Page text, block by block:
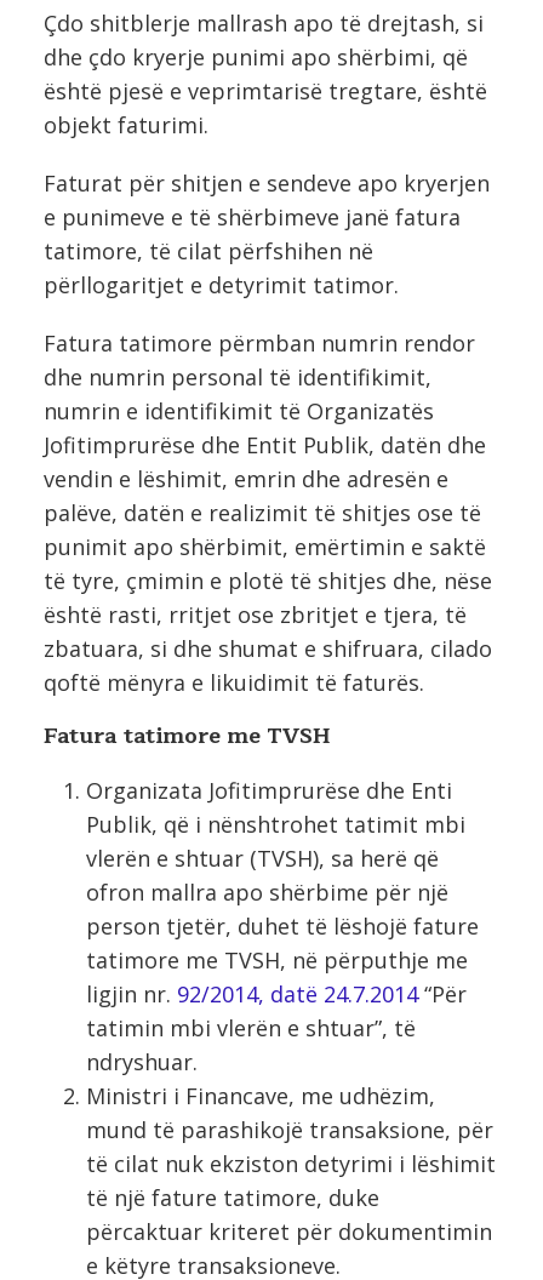
Çdo shitblerje mallrash apo të drejtash, si
dhe çdo kryerje punimi apo shërbimi, që
është pjesë e veprimtarisë tregtare, është
objekt faturimi.
Faturat për shitjen e sendeve apo kryerjen
e punimeve e të shërbimeve janë fatura
tatimore, të cilat përfshihen në
përllogaritjet e detyrimit tatimor.
Fatura tatimore përmban numrin rendor
dhe numrin personal të identifikimit,
numrin e identifikimit të Organizatës
Jofitimprurëse dhe Entit Publik, datën dhe
vendin e lëshimit, emrin dhe adresën e
palëve, datën e realizimit të shitjes ose të
punimit apo shërbimit, emërtimin e saktë
të tyre, çmimin e plotë të shitjes dhe, nëse
është rasti, rritjet ose zbritjet e tjera, të
zbatuara, si dhe shumat e shifruara, cilado
qoftë mënyra e likuidimit të faturës.
Fatura tatimore me TVSH
Organizata Jofitimprurëse dhe Enti
Publik, që i nënshtrohet tatimit mbi
vlerën e shtuar (TVSH), sa herë që
ofron mallra apo shërbime për një
person tjetër, duhet të lëshojë fature
tatimore me TVSH, në përputhje me
ligjin nr. 92/2014, datë 24.7.2014“Për
tatimin mbi vlerën e shtuar”, të
ndryshuar.
Ministri i Financave, me udhëzim,
mund të parashikojë transaksione, për
të cilat nuk ekziston detyrimi i lëshimit
të një fature tatimore, duke
përcaktuar kriteret për dokumentimin
e këtyre transaksioneve.